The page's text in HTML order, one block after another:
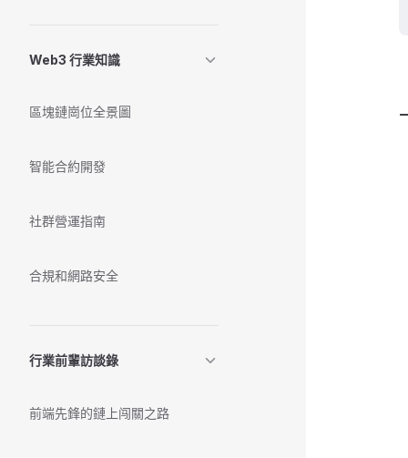
Web3 行業知識
區塊鏈崗位全景圖
智能合約開發
社群營運指南
合規和網路安全
行業前輩訪談錄
前端先鋒的鏈上闯關之路